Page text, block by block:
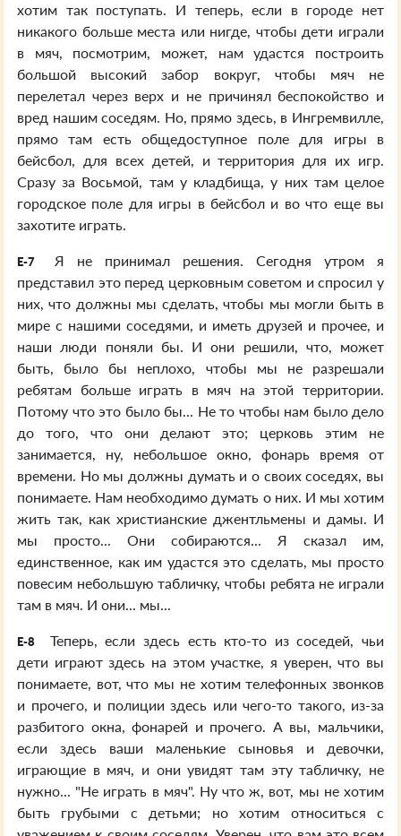
хотим так поступать. И теперь, если в городе нет
никакого больше места или нигде, чтобы дети играли
в мяч, посмотрим, может, нам удастся построить
большой высокий забор вокруг, чтобы мяч не
перелетал через верх и не причинял беспокойство и
вред нашим соседям. Но, прямо здесь, в Ингремвилле,
прямо там есть общедоступное поле для игры в
бейсбол, для всех детей, и территория для их игр.
Сразу за Восьмой, там у кладбища, у них там целое
городское поле для игры в бейсбол и во что еще вы
захотите играть.
E-7
Я не принимал решения. Сегодня утром я
представил это перед церковным советом и спросил у
них, что должны мы сделать, чтобы мы могли быть в
мире с нашими соседями, и иметь друзей и прочее, и
наши люди поняли бы. И они решили, что, может
быть, было бы неплохо, чтобы мы не разрешали
ребятам больше играть в мяч на этой территории.
Потому что это было бы... Не то чтобы нам было дело
до того, что они делают это; церковь этим не
занимается, ну, небольшое окно, фонарь время от
времени. Но мы должны думать и о своих соседях, вы
понимаете. Нам необходимо думать о них. И мы хотим
жить так, как христианские джентльмены и дамы. И
мы просто... Они собираются... Я сказал им,
единственное, как им удастся это сделать, мы просто
повесим небольшую табличку, чтобы ребята не играли
там в мяч. И они... мы...
E-8
Теперь, если здесь есть кто-то из соседей, чьи
дети играют здесь на этом участке, я уверен, что вы
понимаете, вот, что мы не хотим телефонных звонков
и прочего, и полиции здесь или чего-то такого, из-за
разбитого окна, фонарей и прочего. А вы, мальчики,
если здесь ваши маленькие сыновья и девочки,
играющие в мяч, и они увидят там эту табличку, не
нужно... "Не играть в мяч". Ну что ж, вот, мы не хотим
быть грубыми с детьми; но хотим относиться с